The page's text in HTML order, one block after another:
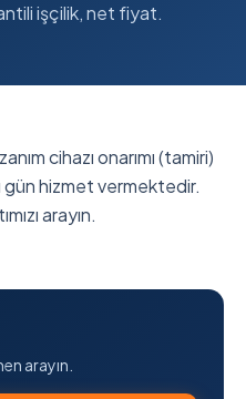
işçilik, net fiyat.
cihazı onarımı (tamiri)
gün hizmet vermektedir.
arayın.
arayın.